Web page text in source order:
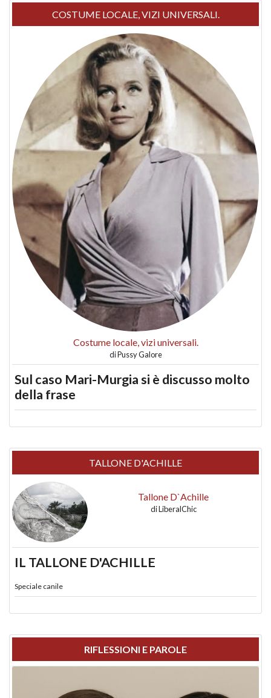
COSTUME LOCALE, VIZI UNIVERSALI.
Costume locale, vizi universali.
diPussy Galore
Sul caso Mari-Murgia si è discusso molto
della frase
TALLONE D'ACHILLE
Tallone D`Achille
diLiberalChic
IL TALLONE D'ACHILLE
Speciale canile
RIFLESSIONI E PAROLE